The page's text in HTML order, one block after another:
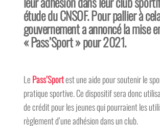
étude du CNSOF. Pour pallier à
gouvernement a annoncé la mise
« Pass’Sport » pour 2021.
Le Pass’Sportest une aide pour soutenir le
pratique sportive. Ce dispositif sera donc
de crédit pour les jeunes qui pourraient les
règlement d’une adhésion dans un club.